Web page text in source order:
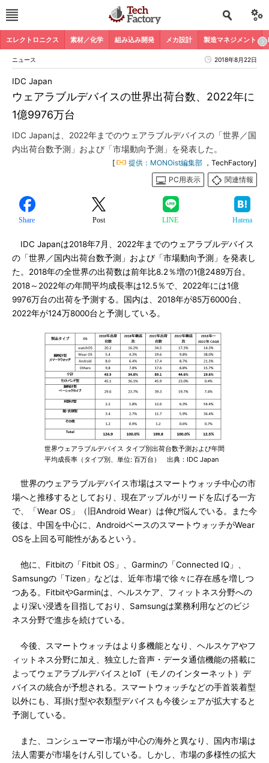
エレクトロニクス 素材／化学 組み込み開発 メカ設計 製造マネジメント
ニュース 2018年8月22日
ウェアラブルデバイスの世界出荷台数、2022年に
1億9976万台
IDC Japan
IDC Japanは、2022年までのウェアラブルデバイスの「世界／国
内出荷台数予測」および「市場動向予測」を発表した。
[ 提供：MONOist編集部 ，TechFactory]
PC用表示
関連情報
Share Post LINE Hatena
IDC Japanは2018年7月、2022年までのウェアラブルデバイス
の「世界／国内出荷台数予測」および「市場動向予測」を発表し
た。2018年の全世界の出荷数は前年比8.2％増の1億2489万台。
2018～2022年の年間平均成長率は12.5％で、2022年には1億
9976万台の出荷を予測する。国内は、2018年が85万6000台、
2022年が124万8000台と予測している。
世界ウェアラブルデバイス タイプ別出荷台数予測および年間
平均成長率（タイプ別、単位: 百万台） 出典：IDC Japan
世界のウェアラブルデバイス市場はスマートウォッチ中心の市
場へと推移するとしており、現在アップルがリードを広げる一方
で、「Wear OS」（旧Android Wear）は伸び悩んでいる。また今
後は、中国を中心に、AndroidベースのスマートウォッチがWear
OSを上回る可能性があるという。
他に、Fitbitの「Fitbit OS」、Garminの「Connected IQ」、
Samsungの「Tizen」などは、近年市場で徐々に存在感を増しつ
つある。FitbitやGarminは、ヘルスケア、フィットネス分野への
より深い浸透を目指しており、Samsungは業務利用などのビジ
ネス分野で進歩を続けている。
今後、スマートウォッチはより多機能となり、ヘルスケアやフ
ィットネス分野に加え、独立した音声・データ通信機能の搭載に
よってウェアラブルデバイスとIoT（モノのインターネット）デ
バイスの統合が予想される。スマートウォッチなどの手首装着型
以外にも、耳掛け型や衣類型デバイスも今後シェアが拡大すると
予測している。
また、コンシューマー市場が中心の海外と異なり、国内市場は
法人需要が市場をけん引している。しかし、市場の多様性の拡大